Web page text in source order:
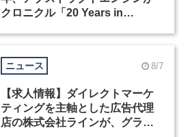
クロニクル「20 Years in
ニュース 8/7
【求人情報】ダイレクトマーケ
ティングを主軸とした広告代理
店の株式会社ラインが、グラフ